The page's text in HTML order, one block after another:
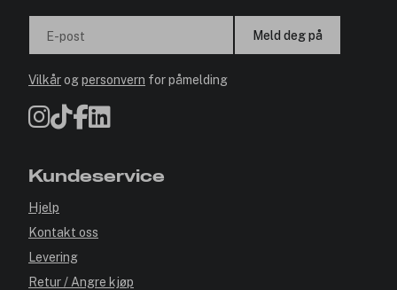
E-post Meld deg på
Vilkårogpersonvern for påmelding
Kundeservice
Hjelp
Kontakt oss
Levering
Retur / Angre kjøp